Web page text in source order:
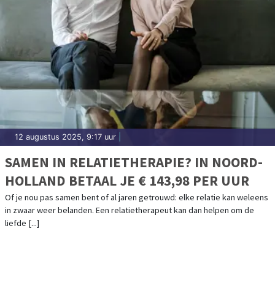
12 augustus 2025, 9:17 uur
SAMEN IN RELATIETHERAPIE? IN NOORD-
HOLLAND BETAAL JE € 143,98 PER UUR
Of je nou pas samen bent of al jaren getrouwd: elke relatie kan weleens
in zwaar weer belanden. Een relatietherapeut kan dan helpen om de
liefde [...]